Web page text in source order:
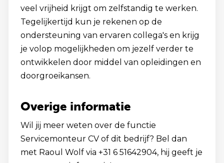
veel vrijheid krijgt om zelfstandig te werken.
Tegelijkertijd kun je rekenen op de
ondersteuning van ervaren collega's en krijg
je volop mogelijkheden om jezelf verder te
ontwikkelen door middel van opleidingen en
doorgroeikansen.
Overige informatie
Wil jij meer weten over de functie
Servicemonteur CV of dit bedrijf? Bel dan
met Raoul Wolf via +31 6 51642904, hij geeft je